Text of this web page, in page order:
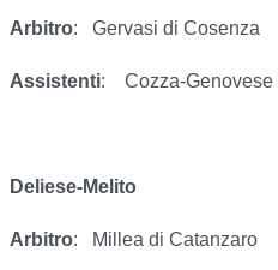
Arbitro: Gervasi di Cosenza
Assistenti: Cozza-Genovese
Deliese-Melito
Arbitro: Millea di Catanzaro